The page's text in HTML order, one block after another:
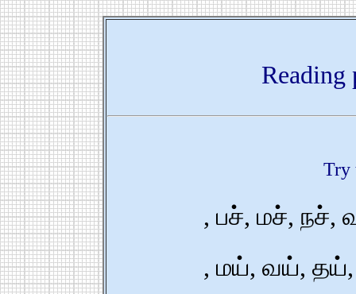
Reading
Try
, பச், மச், நச்,
, மய், வய், தய்,